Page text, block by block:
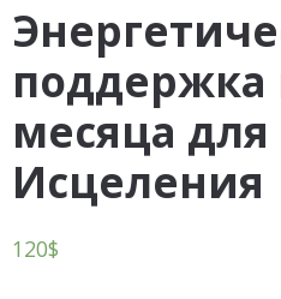
поддержка
месяца для
Исцеления
120$